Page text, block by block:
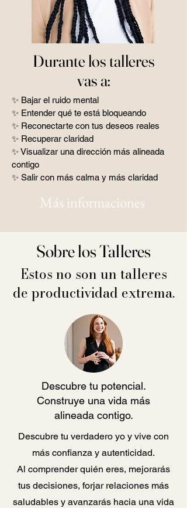
Durante los talleres
vas a:
✨ Bajar el ruido mental
✨ Entender qué te está bloqueando
✨ Reconectarte con tus deseos reales
✨ Recuperar claridad
✨ Visualizar una dirección más alineada
contigo
✨ Salir con más calma y más claridad
Más informaciones
Sobre los Talleres
Estos no son un talleres
de productividad extrema.
Descubre tu potencial.
Construye una vida más
alineada contigo.
Descubre tu verdadero yo y vive con
más confianza y autenticidad.
Al comprender quién eres, mejorarás
tus decisiones, forjar relaciones más
saludables y avanzarás hacia una vida